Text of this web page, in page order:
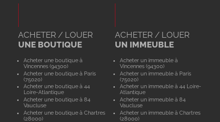
ACHETER / LOUER
UNE BOUTIQUE
Acheter une boutique à
Vincennes (94300)
Acheter une boutique à Paris
(75020)
Acheter une boutique à 44
Loire-Atlantique
Acheter une boutique à 84
Vaucluse
Acheter une boutique à Chartres
(28000)
ACHETER / LOUER
UN IMMEUBLE
Acheter un immeuble à
Vincennes (94300)
Acheter un immeuble à Paris
(75020)
Acheter un immeuble à 44 Loire-
Atlantique
Acheter un immeuble à 84
Vaucluse
Acheter un immeuble à Chartres
(28000)